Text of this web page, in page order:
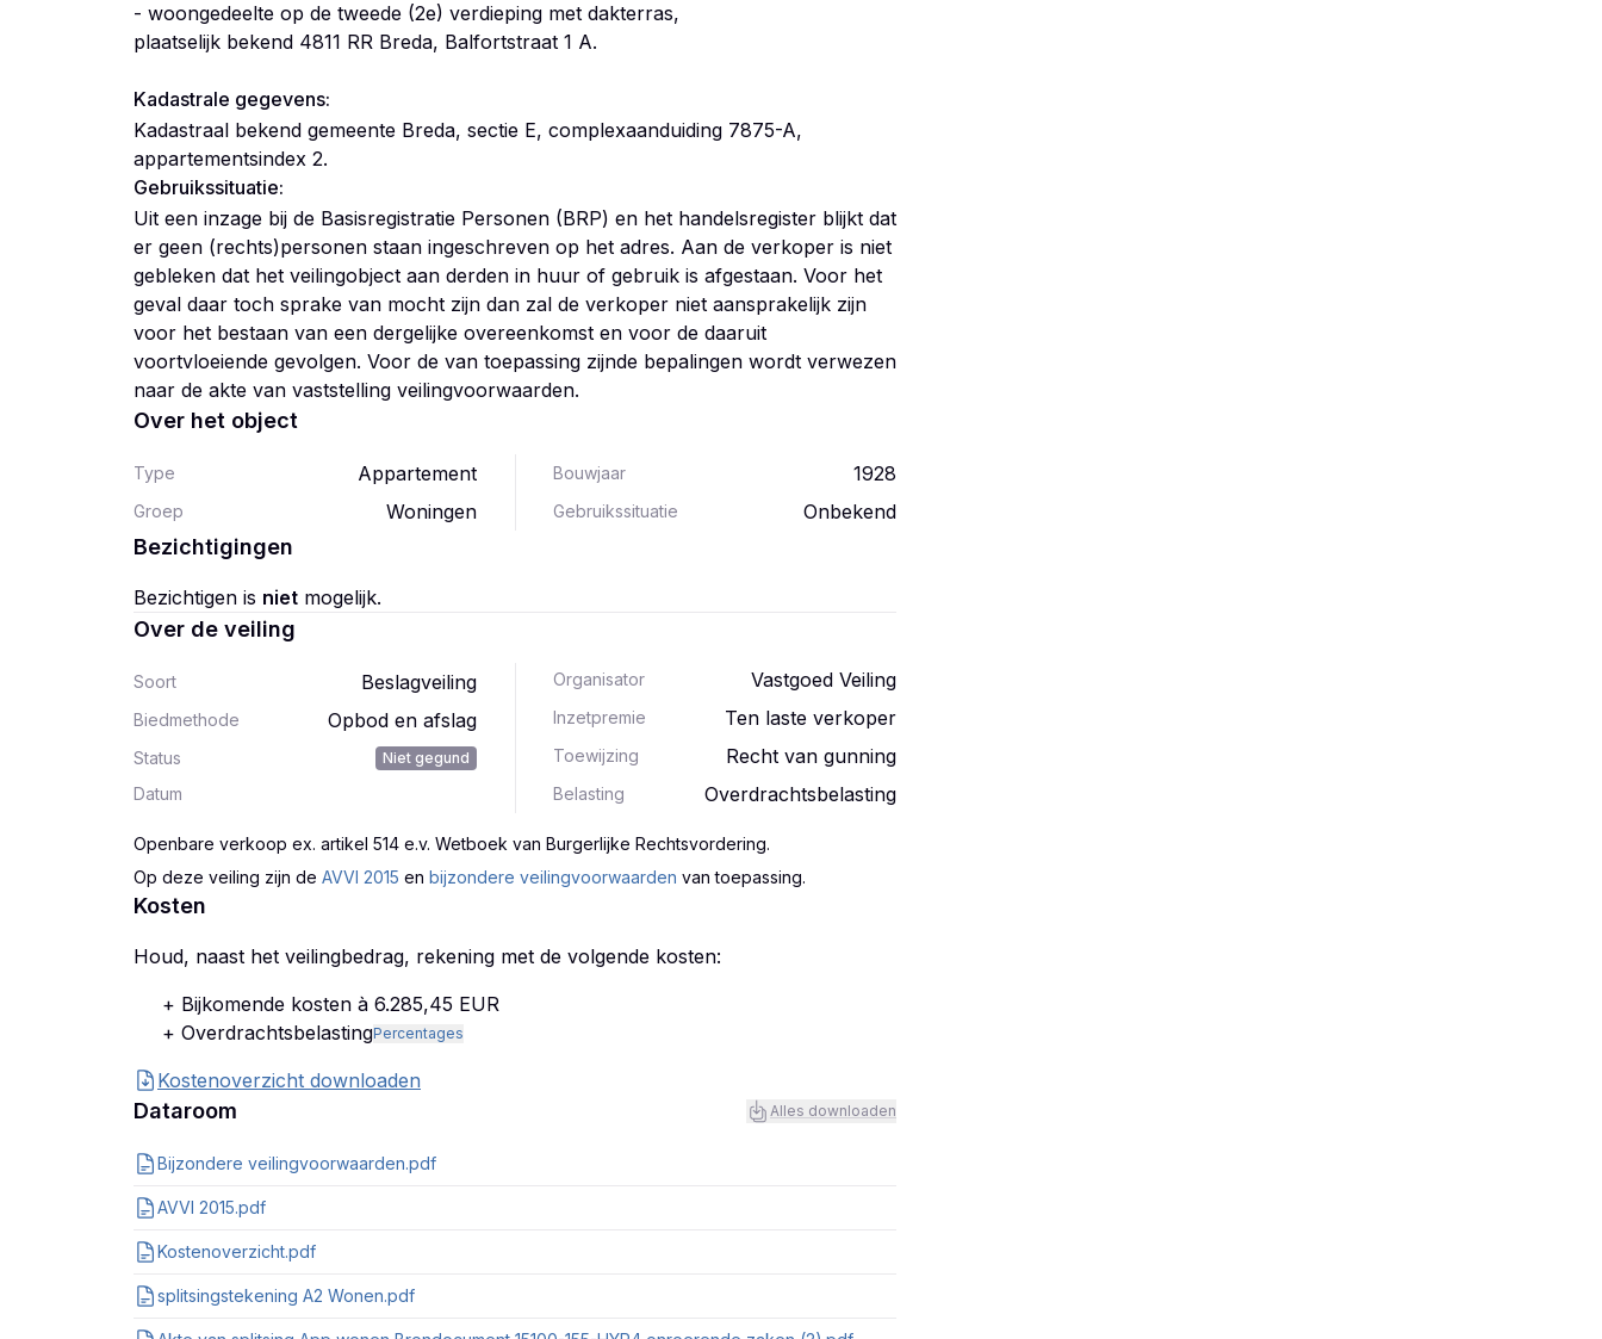
- woongedeelte op de tweede (2e) verdieping met dakterras,
plaatselijk bekend 4811 RR Breda, Balfortstraat 1 A.
Kadastrale gegevens:
Kadastraal bekend gemeente Breda, sectie E, complexaanduiding 7875-A,
appartementsindex 2.
Gebruikssituatie:
Uit een inzage bij de Basisregistratie Personen (BRP) en het handelsregister blijkt dat
er geen (rechts)personen staan ingeschreven op het adres. Aan de verkoper is niet
gebleken dat het veilingobject aan derden in huur of gebruik is afgestaan. Voor het
geval daar toch sprake van mocht zijn dan zal de verkoper niet aansprakelijk zijn
voor het bestaan van een dergelijke overeenkomst en voor de daaruit
voortvloeiende gevolgen. Voor de van toepassing zijnde bepalingen wordt verwezen
naar de akte van vaststelling veilingvoorwaarden.
Over het object
Type Appartement
Groep Woningen
Bouwjaar 1928
Gebruikssituatie Onbekend
Bezichtigingen
Bezichtigen is niet mogelijk.
Over de veiling
Soort Beslagveiling
Biedmethode Opbod en afslag
Status Niet gegund
Datum
Organisator Vastgoed Veiling
Inzetpremie Ten laste verkoper
Toewijzing Recht van gunning
Belasting Overdrachtsbelasting
Openbare verkoop ex. artikel 514 e.v. Wetboek van Burgerlijke Rechtsvordering.
Op deze veiling zijn de AVVI 2015 en bijzondere veilingvoorwaarden van toepassing.
Kosten
Houd, naast het veilingbedrag, rekening met de volgende kosten:
+ Bijkomende kosten à 6.285,45 EUR
+ OverdrachtsbelastingPercentages
Kostenoverzicht downloaden
Dataroom Alles downloaden
Bijzondere veilingvoorwaarden.pdf
AVVI 2015.pdf
Kostenoverzicht.pdf
splitsingstekening A2 Wonen.pdf